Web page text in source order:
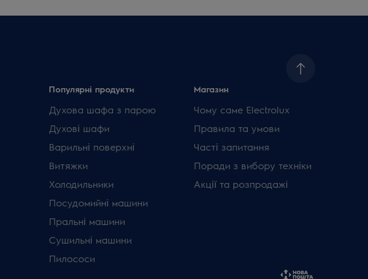
Популярні продукти
Духова шафа з парою
Духові шафи
Варильні поверхні
Витяжки
Холодильники
Посудомийні машини
Пральні машини
Сушильні машини
Пилососи
Магазин
Чому саме Electrolux
Правила та умови
Часті запитання
Поради з вибору техніки
Акції та розпродажі